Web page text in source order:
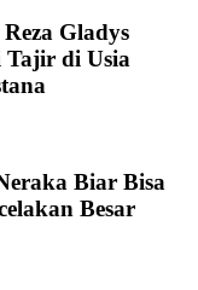
Gladys
di Usia
Biar Bisa
Besar